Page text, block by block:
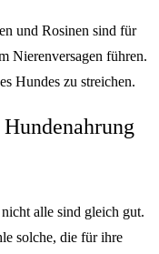
und Rosinen sind für
Nierenversagen führen.
Hundes zu streichen.
alle sind gleich gut.
solche, die für ihre